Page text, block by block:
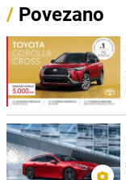
/ Povezano